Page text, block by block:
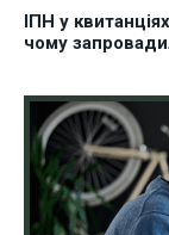
ІПН у
чому